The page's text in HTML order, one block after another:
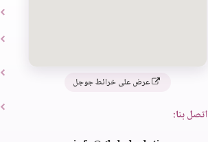
عرض على خرائط جوجل
اتصل بنا: